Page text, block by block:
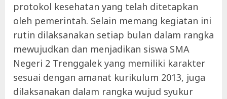
protokol kesehatan yang telah ditetapkan
oleh pemerintah. Selain memang kegiatan ini
rutin dilaksanakan setiap bulan dalam rangka
mewujudkan dan menjadikan siswa SMA
Negeri 2 Trenggalek yang memiliki karakter
sesuai dengan amanat kurikulum 2013, juga
dilaksanakan dalam rangka wujud syukur